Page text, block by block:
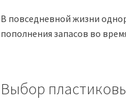
В повседневной жизни
пополнения запасов во
Выбор